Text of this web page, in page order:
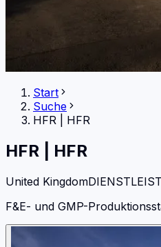
Start
Suche
HFR
HFR
HFR HFR
United Kingdom
F&E- und GMP-